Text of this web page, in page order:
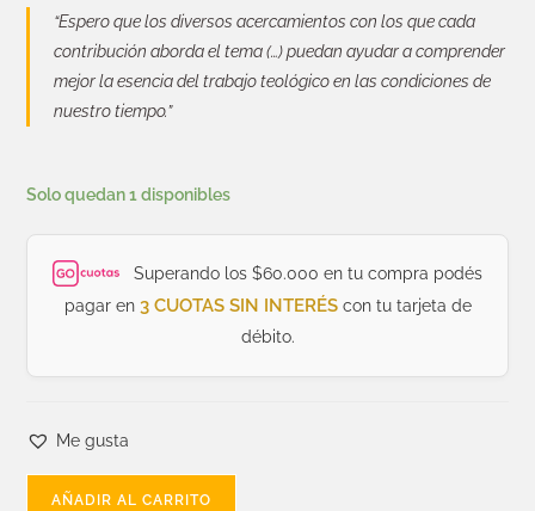
“Espero que los diversos acercamientos con los que cada
contribución aborda el tema (…) puedan ayudar a comprender
mejor la esencia del trabajo teológico en las condiciones de
nuestro tiempo.”
Solo quedan 1 disponibles
Superando los $60.000 en tu compra podés
pagar en 3 CUOTAS SIN INTERÉScon tu tarjeta de
débito.
Me gusta
AÑADIR AL CARRITO